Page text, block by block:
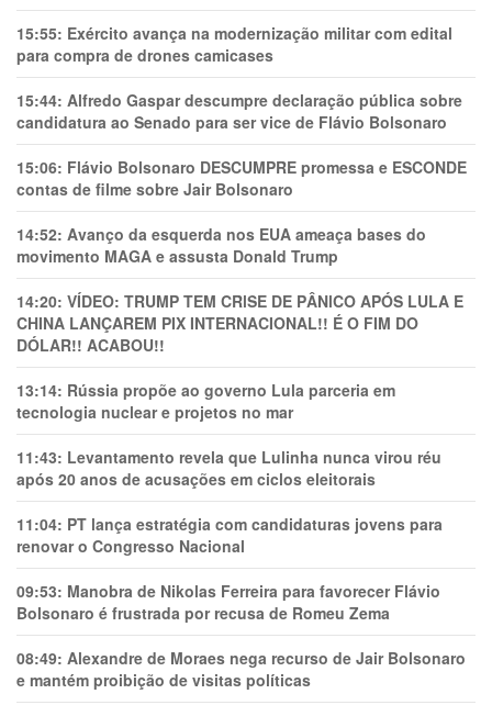
15:55: Exército avança na modernização militar com edital
para compra de drones camicases
15:44: Alfredo Gaspar descumpre declaração pública sobre
candidatura ao Senado para ser vice de Flávio Bolsonaro
15:06: Flávio Bolsonaro DESCUMPRE promessa e ESCONDE
contas de filme sobre Jair Bolsonaro
14:52: Avanço da esquerda nos EUA ameaça bases do
movimento MAGA e assusta Donald Trump
14:20: VÍDEO: TRUMP TEM CRlSE DE PÂNlCO APÓS LULA E
CHINA LANÇAREM PIX INTERNACIONAL!! É O FIM DO
DÓLAR!! ACABOU!!
13:14: Rússia propõe ao governo Lula parceria em
tecnologia nuclear e projetos no mar
11:43: Levantamento revela que Lulinha nunca virou réu
após 20 anos de acusações em ciclos eleitorais
11:04: PT lança estratégia com candidaturas jovens para
renovar o Congresso Nacional
09:53: Manobra de Nikolas Ferreira para favorecer Flávio
Bolsonaro é frustrada por recusa de Romeu Zema
08:49: Alexandre de Moraes nega recurso de Jair Bolsonaro
e mantém proibição de visitas políticas